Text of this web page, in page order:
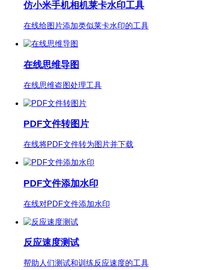
仿小米手机相机莱卡水印工具
在线给图片添加类似莱卡水印的工具
在线思维导图
在线思维盗图处理工具
PDF文件转图片
在线将PDF文件转为图片并下载
PDF文件添加水印
在线对PDF文件添加水印
反应速度测试
帮助人们测试和训练反应速度的工具